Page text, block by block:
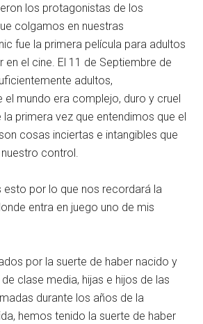
los protagonistas de los
colgamos en nuestras
fue la primera película para adultos
en el cine. El 11 de Septiembre de
adultos,
el mundo era complejo, duro y cruel
la primera vez que entendimos que el
cosas inciertas e intangibles que
control.
esto por lo que nos recordará la
entra en juego uno de mis
por la suerte de haber nacido y
clase media, hijas e hijos de las
durante los años de la
hemos tenido la suerte de haber